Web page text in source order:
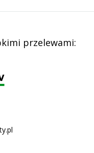
przelewami: